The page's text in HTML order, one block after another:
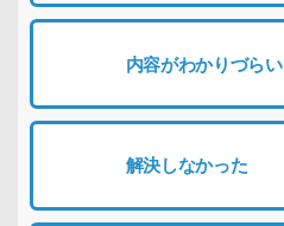
内容がわかりづらい
解決しなかった